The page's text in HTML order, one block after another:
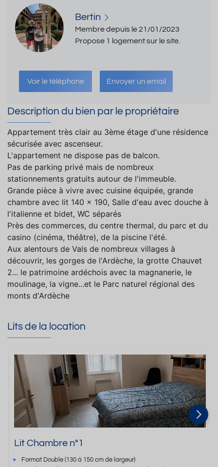
Bertin
Membre depuis le 21/01/2023
Propose 1 logement sur le site.
Voir le téléphone Envoyer un email
Description du bien par le propriétaire
Appartement très clair au 3ème étage d'une résidence
sécurisée avec ascenseur.
L'appartement ne dispose pas de balcon.
Pas de parking privé mais de nombreux
stationnements gratuits autour de l'immeuble.
Grande pièce à vivre avec cuisine équipée, grande
chambre avec lit 140 x 190, Salle d'eau avec douche à
l'italienne et bidet, WC séparés
Près des commerces, du centre thermal, du parc et du
casino (cinéma, théâtre), de la piscine l'été.
Aux alentours de Vals de nombreux villages à
découvrir, les gorges de l'Ardèche, la grotte Chauvet
2... le patrimoine ardéchois avec la magnanerie, le
moulinage, la vigne...et le Parc naturel régional des
monts d'Ardèche
Lits de la location
Lit Chambre n°1
Format Double (130 à 150 cm de largeur)